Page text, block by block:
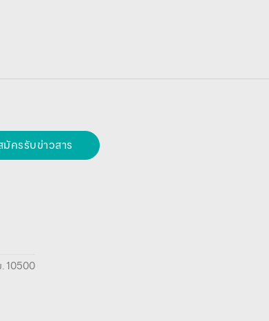
มัครรับข่าวสาร
10500